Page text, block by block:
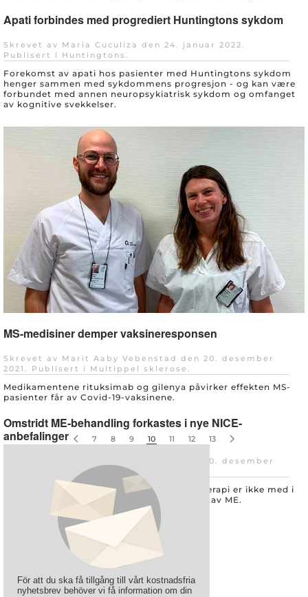
Apati forbindes med progrediert Huntingtons sykdom
Skrevet av Maria Cuculiza den 24. januar 2022
Publisert i Huntingtons
Forekomst av apati hos pasienter med Huntingtons sykdom
henger sammen med sykdommens progresjon - og kan være
forbundet med annen neuropsykiatrisk sykdom og omfanget
av kognitive svekkelser.
MS-medisiner demper vaksineresponsen
Skrevet av Marit Aaby Vebenstad den 20. desember
2021 . Publisert i Multippel sklerose .
Medikamentene rituksimab og gilenya påvirker effekten MS-
pasienter får av Covid-19-vaksinene.
Omstridt ME-behandling forkastes i nye NICE-
anbefalinger
20. desember
. Publisert iSykdommer
Gradert treningsterapi og kognitiv atferdsterapi er ikke med i
de nye NICE-anbefalingene om behandling av ME.
7 8 9 10 11 12 13
För att du ska få tillgång till vårt kostnadsfria
nyhetsbrev behöver vi få information om din